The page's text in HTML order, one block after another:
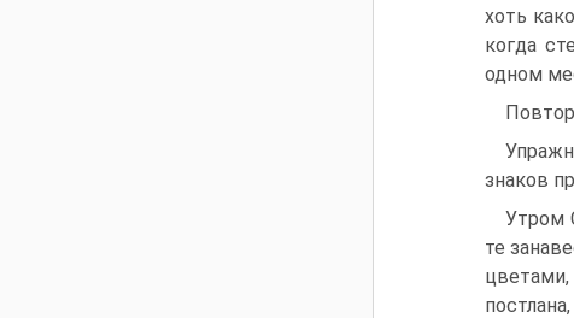
хоть
когда
одном
знаков
Утром
те